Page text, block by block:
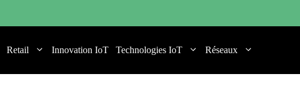
Retail Innovation IoT Technologies IoT Réseaux